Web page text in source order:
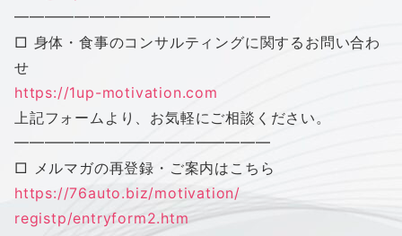
━━━━━━━━━━━━━━━━━
□ 身体・食事のコンサルティングに関するお問い合わ
せ
https://1up-motivation.com
上記フォームより、お気軽にご相談ください。
━━━━━━━━━━━━━━━━━
□ メルマガの再登録・ご案内はこちら
https://76auto.biz/motivation/
registp/entryform2.htm